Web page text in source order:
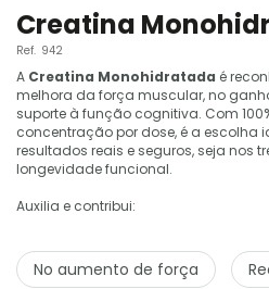
Creatina
Ref. 942
A Creatina Monohidratada é
melhora da força muscular, no
suporte à função cognitiva. Com
concentração por dose, é a escolha
resultados reais e seguros, seja nos
longevidade funcional.
Auxilia e contribui:
No aumento de força
para
o
início
da
Galeria
de
imagens